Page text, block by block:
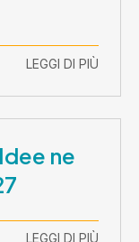
LEGGI DI PIÙ
ne
LEGGI DI PIÙ